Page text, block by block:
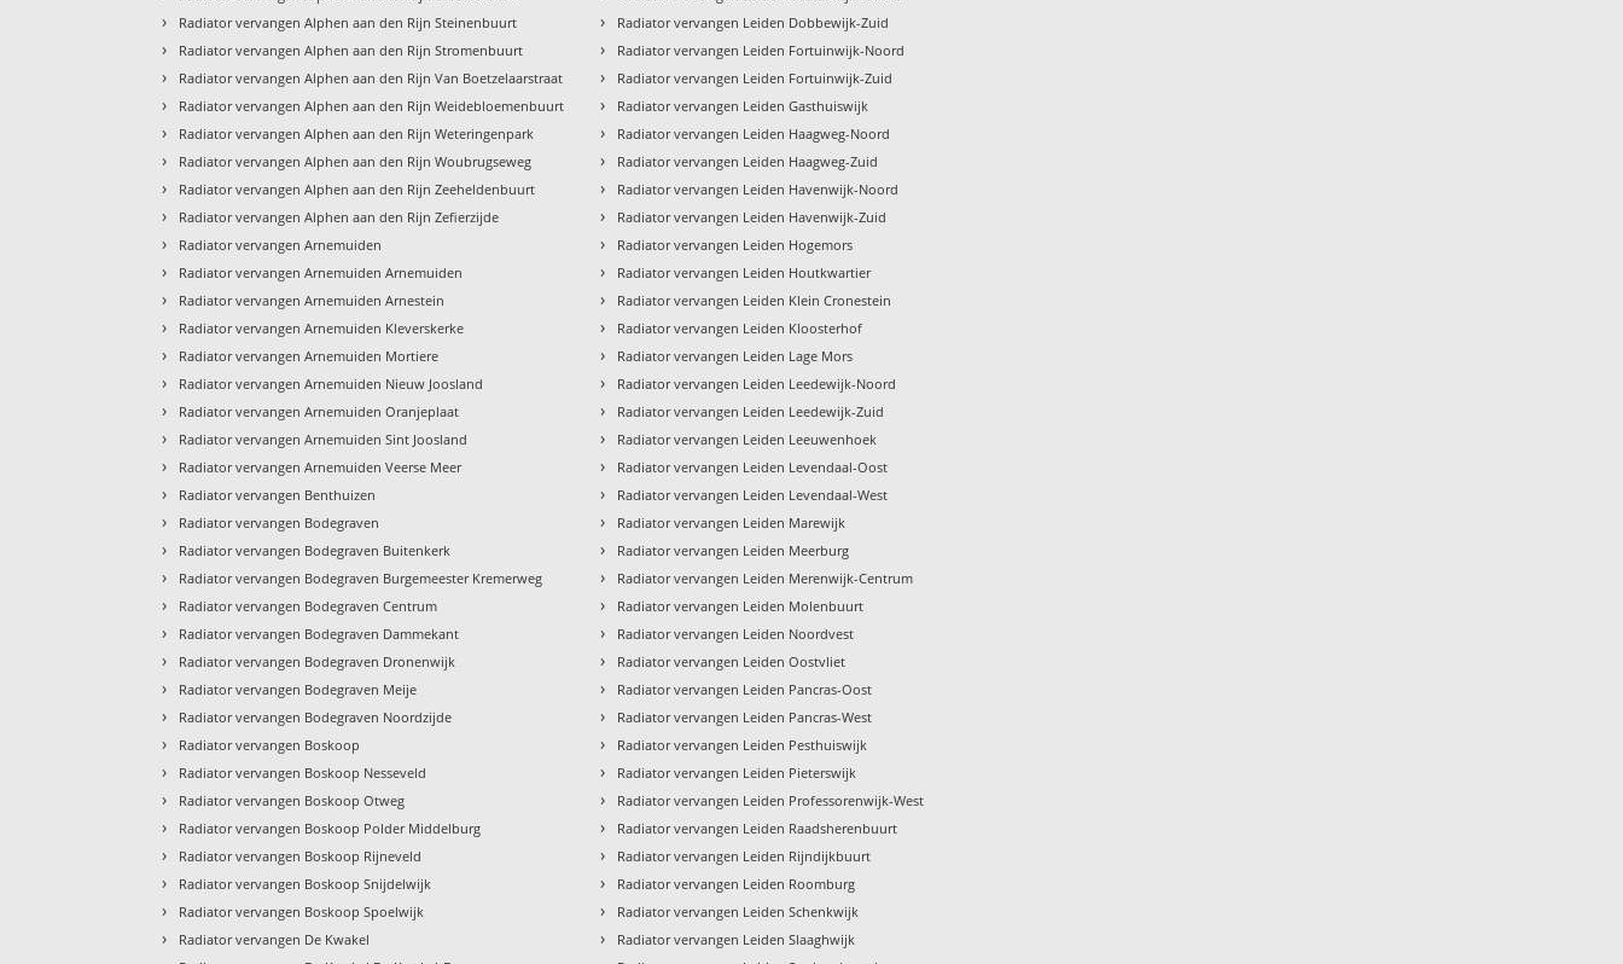
› Radiator vervangen Alphen aan den Rijn Steinenbuurt
› Radiator vervangen Alphen aan den Rijn Stromenbuurt
› Radiator vervangen Alphen aan den Rijn Van Boetzelaarstraat
› Radiator vervangen Alphen aan den Rijn Weidebloemenbuurt
› Radiator vervangen Alphen aan den Rijn Weteringenpark
› Radiator vervangen Alphen aan den Rijn Woubrugseweg
› Radiator vervangen Alphen aan den Rijn Zeeheldenbuurt
› Radiator vervangen Alphen aan den Rijn Zefierzijde
› Radiator vervangen Arnemuiden
› Radiator vervangen Arnemuiden Arnemuiden
› Radiator vervangen Arnemuiden Arnestein
› Radiator vervangen Arnemuiden Kleverskerke
› Radiator vervangen Arnemuiden Mortiere
› Radiator vervangen Arnemuiden Nieuw Joosland
› Radiator vervangen Arnemuiden Oranjeplaat
› Radiator vervangen Arnemuiden Sint Joosland
› Radiator vervangen Arnemuiden Veerse Meer
› Radiator vervangen Benthuizen
› Radiator vervangen Bodegraven
› Radiator vervangen Bodegraven Buitenkerk
› Radiator vervangen Bodegraven Burgemeester Kremerweg
› Radiator vervangen Bodegraven Centrum
› Radiator vervangen Bodegraven Dammekant
› Radiator vervangen Bodegraven Dronenwijk
› Radiator vervangen Bodegraven Meije
› Radiator vervangen Bodegraven Noordzijde
› Radiator vervangen Boskoop
› Radiator vervangen Boskoop Nesseveld
› Radiator vervangen Boskoop Otweg
› Radiator vervangen Boskoop Polder Middelburg
› Radiator vervangen Boskoop Rijneveld
› Radiator vervangen Boskoop Snijdelwijk
› Radiator vervangen Boskoop Spoelwijk
› Radiator vervangen De Kwakel
› Radiator vervangen Leiden Dobbewijk-Zuid
› Radiator vervangen Leiden Fortuinwijk-Noord
› Radiator vervangen Leiden Fortuinwijk-Zuid
› Radiator vervangen Leiden Gasthuiswijk
› Radiator vervangen Leiden Haagweg-Noord
› Radiator vervangen Leiden Haagweg-Zuid
› Radiator vervangen Leiden Havenwijk-Noord
› Radiator vervangen Leiden Havenwijk-Zuid
› Radiator vervangen Leiden Hogemors
› Radiator vervangen Leiden Houtkwartier
› Radiator vervangen Leiden Klein Cronestein
› Radiator vervangen Leiden Kloosterhof
› Radiator vervangen Leiden Lage Mors
› Radiator vervangen Leiden Leedewijk-Noord
› Radiator vervangen Leiden Leedewijk-Zuid
› Radiator vervangen Leiden Leeuwenhoek
› Radiator vervangen Leiden Levendaal-Oost
› Radiator vervangen Leiden Levendaal-West
› Radiator vervangen Leiden Marewijk
› Radiator vervangen Leiden Meerburg
› Radiator vervangen Leiden Merenwijk-Centrum
› Radiator vervangen Leiden Molenbuurt
› Radiator vervangen Leiden Noordvest
› Radiator vervangen Leiden Oostvliet
› Radiator vervangen Leiden Pancras-Oost
› Radiator vervangen Leiden Pancras-West
› Radiator vervangen Leiden Pesthuiswijk
› Radiator vervangen Leiden Pieterswijk
› Radiator vervangen Leiden Professorenwijk-West
› Radiator vervangen Leiden Raadsherenbuurt
› Radiator vervangen Leiden Rijndijkbuurt
› Radiator vervangen Leiden Roomburg
› Radiator vervangen Leiden Schenkwijk
› Radiator vervangen Leiden Slaaghwijk